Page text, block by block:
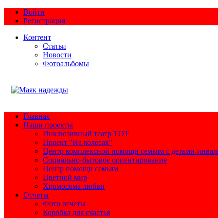
Войти
Регистрация
Контент
Статьи
Новости
Фотоальбомы
Главная
Наши проекты
Инклюзивный театр ТОТ
Проект "На колесах"
Центр комплексной помощи семьям с детьми-
Социально-бытовое ориентирование
Центр помощи семьям
Цветной мир
Хромосома любви
Отчеты
Фото отчеты
Коробка для счастья